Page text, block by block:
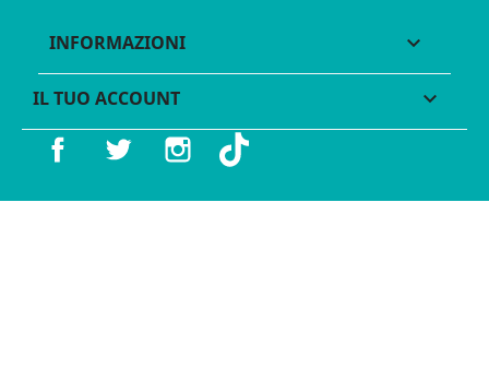
INFORMAZIONI 
IL TUO ACCOUNT 
Facebook Twitter Instagram